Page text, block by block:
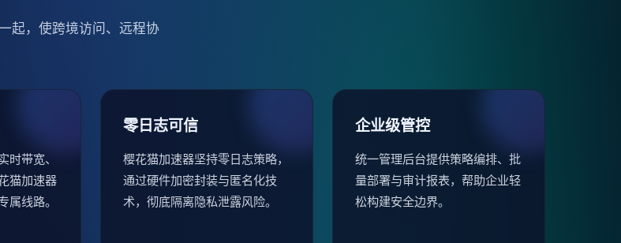
起，使跨境访问、远程协
时带宽、
猫加速器
属线路。
零日志可信
樱花猫加速器坚持零日志策略，
通过硬件加密封装与匿名化技
术，彻底隔离隐私泄露风险。
企业级管控
统一管理后台提供策略编排、批
量部署与审计报表，帮助企业轻
松构建安全边界。